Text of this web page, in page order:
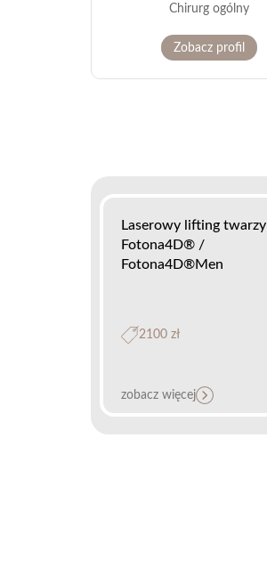
Chirurg ogólny
Zobacz profil
Laserowy lifting twarzy
Fotona4D® /
Fotona4D®Men
2100 zł
zobacz więcej